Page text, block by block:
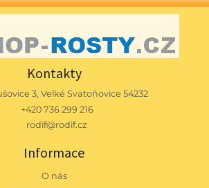
Kontakty
3, Velké Svatoňovice 54232
+420 736 299 216
rodif@rodif.cz
Informace
O nás